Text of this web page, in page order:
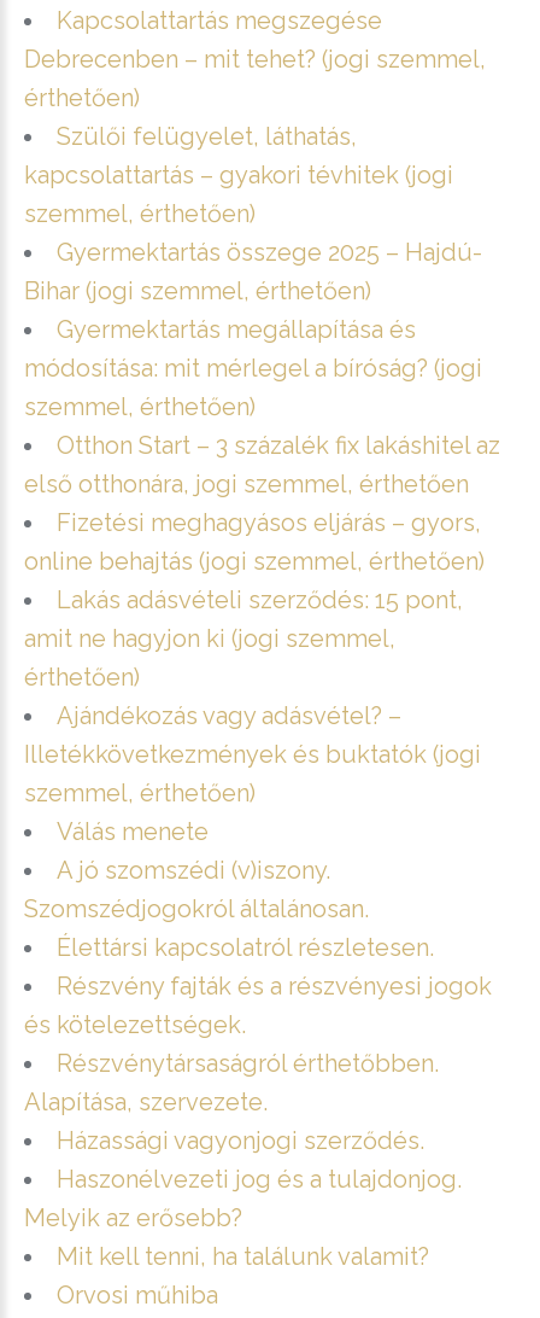
Kapcsolattartás megszegése
Debrecenben – mit tehet? (jogi szemmel,
érthetően)
Szülői felügyelet, láthatás,
kapcsolattartás – gyakori tévhitek (jogi
szemmel, érthetően)
Gyermektartás összege 2025 – Hajdú-
Bihar (jogi szemmel, érthetően)
Gyermektartás megállapítása és
módosítása: mit mérlegel a bíróság? (jogi
szemmel, érthetően)
Otthon Start – 3 százalék fix lakáshitel az
első otthonára, jogi szemmel, érthetően
Fizetési meghagyásos eljárás – gyors,
online behajtás (jogi szemmel, érthetően)
Lakás adásvételi szerződés: 15 pont,
amit ne hagyjon ki (jogi szemmel,
érthetően)
Ajándékozás vagy adásvétel? –
Illetékkövetkezmények és buktatók (jogi
szemmel, érthetően)
Válás menete
A jó szomszédi (v)iszony.
Szomszédjogokról általánosan.
Élettársi kapcsolatról részletesen.
Részvény fajták és a részvényesi jogok
és kötelezettségek.
Részvénytársaságról érthetőbben.
Alapítása, szervezete.
Házassági vagyonjogi szerződés.
Haszonélvezeti jog és a tulajdonjog.
Melyik az erősebb?
Mit kell tenni, ha találunk valamit?
Orvosi műhiba